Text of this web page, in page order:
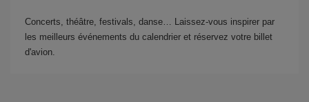
Concerts, théâtre, festivals, danse… Laissez-vous inspirer par
les meilleurs événements du calendrier et réservez votre billet
d'avion.